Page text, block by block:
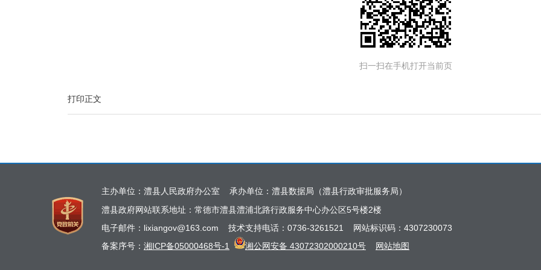
扫一扫在手机打开当前页
打印正文
主办单位：澧县人民政府办公室 承办单位：澧县数据局（澧县行政审批服务局）
澧县政府网站联系地址：常德市澧县澧浦北路行政服务中心办公区5号楼2楼
电子邮件：lixiangov@163.com 技术支持电话：0736-3261521 网站标识码：4307230073
备案序号： 湘ICP备05000468号-1 湘公网安备 43072302000210号 网站地图